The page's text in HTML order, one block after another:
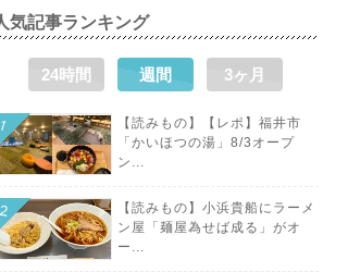
気記事ランキング
24時間 週間 3ヶ月
【読みもの】【レポ】福井市
「かいほつの湯」8/3オープ
ン...
【読みもの】小浜貴船にラーメ
ン屋「麺屋為せば成る」がオ
ー...